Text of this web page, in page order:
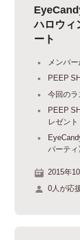
ハロウィ
ート
メンバ
PEEP
今回の
PEEP
レゼント
パーティ
2015年
0人が応